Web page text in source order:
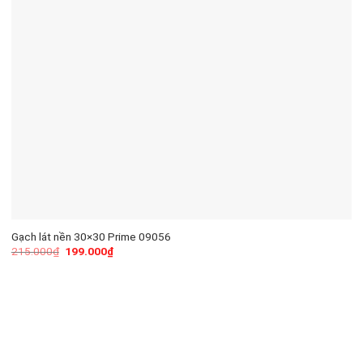
Gạch lát nền 30×30 Prime 09056
215.000₫ 199.000₫